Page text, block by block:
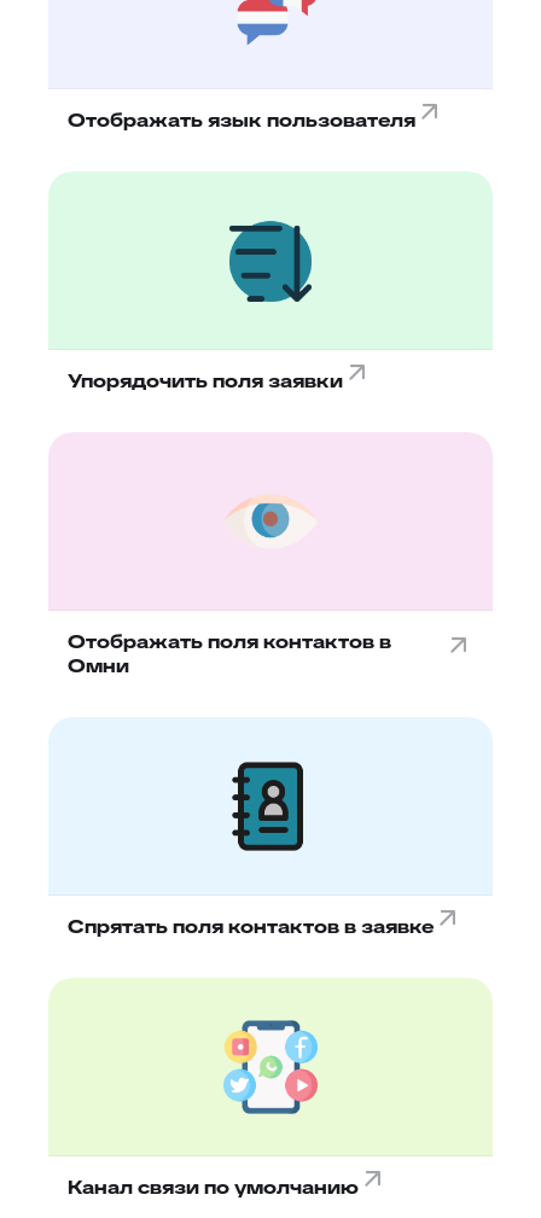
Отображать язык пользователя
Упорядочить поля заявки
Отображать поля контактов в
Омни
Спрятать поля контактов в заявке
Канал связи по умолчанию